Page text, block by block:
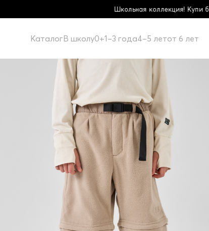
Школьная коллекция! Купи больше - плати меньше!
КаталогВ школу0+1–3 года4–5 летот 6 лет